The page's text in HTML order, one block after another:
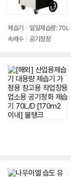
제습기 / 일일제습량: 70L
속배수 / 공기청정